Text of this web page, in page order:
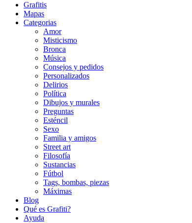
Grafitis
Mapas
Categorias
Amor
Misticismo
Bronca
Música
Consejos y pedidos
Personalizados
Delirios
Política
Dibujos y murales
Preguntas
Esténcil
Sexo
Familia y amigos
Street art
Filosofía
Sustancias
Fútbol
Tags, bombas, piezas
Máximas
Blog
Qué es Grafiti?
Ayuda